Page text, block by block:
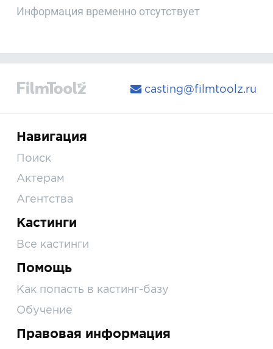
Информация временно отсутствует
casting@filmtoolz.ru
Навигация
Поиск
Актерам
Агентства
Кастинги
Все кастинги
Помощь
Как попасть в кастинг-базу
Обучение
Правовая информация